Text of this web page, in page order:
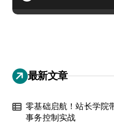
最新文章
零基础启航！站长学院
事务控制实战